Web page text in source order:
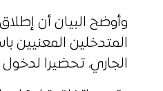
وأوضح البيان أن
المتدخلين المعنيين
الجاري، تحضيرا لدخول